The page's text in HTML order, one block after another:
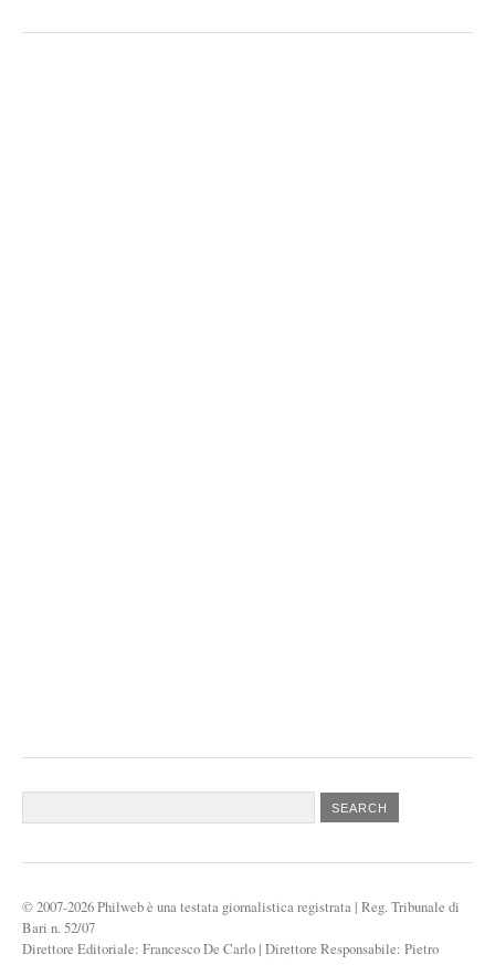
© 2007-2026 Philweb è una testata giornalistica registrata | Reg. Tribunale di
Bari n. 52/07
Direttore Editoriale: Francesco De Carlo | Direttore Responsabile: Pietro